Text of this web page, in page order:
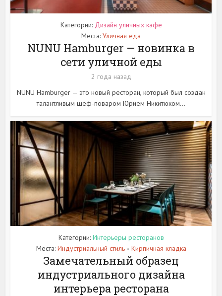
Категории: Дизайн уличных кафе
Места: Уличная еда
NUNU Hamburger — новинка в
сети уличной еды
2 года назад
NUNU Hamburger — это новый ресторан, который был создан
талантливым шеф-поваром Юрием Никитюком...
Категории: Интерьеры ресторанов
Места: Индустриальный стиль • Кирпичная кладка
Замечательный образец
индустриального дизайна
интерьера ресторана